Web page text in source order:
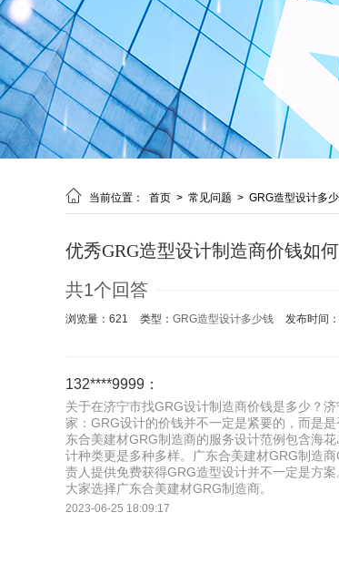
 当前位置： 首页 > 常见问题 > GRG造型设计多
优秀GRG造型设计制造商价钱如何
共1个回答
浏览量：621 类型： GRG造型设计多少钱 发布时间
132****9999：
关于在济宁市找GRG设计制造商价钱是多少？
家：GRG设计的价钱并不一定是紧要的，而是
东合美建材GRG制造商的服务设计范例包含海
计种类更是多种多样。广东合美建材GRG制造
责人提供免费获得GRG造型设计并不一定是方
大家选择广东合美建材GRG制造商。
2023-06-25 18:09:17